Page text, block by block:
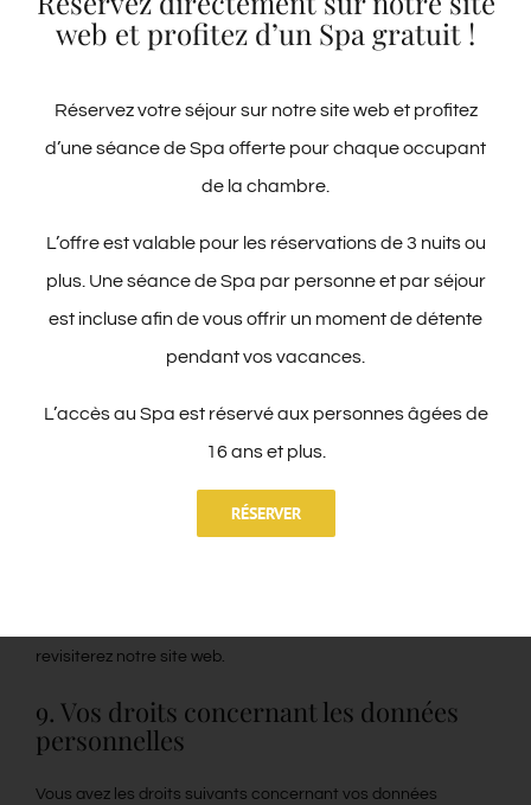
Vous avez chargé la politique de cookies sans le support de
consentement en bas de la page.
8. Activer/désactiver et supprimer les
Vous pouvez utiliser votre navigateur internet pour supprimer
votre navigateur Internet afin que vous receviez un message
Veuillez noter que notre site web peut ne pas marcher
revisiterez notre site web.
9. Vos droits concernant les données
personnelles
Vous avez les droits suivants concernant vos données
web et profitez d’un Spa gratuit !
Réservez votre séjour sur notre site web et profitez
d’une séance de Spa offerte pour chaque occupant
de la chambre.
L’offre est valable pour les réservations de 3 nuits ou
plus. Une séance de Spa par personne et par séjour
est incluse afin de vous offrir un moment de détente
pendant vos vacances.
L’accès au Spa est réservé aux personnes âgées de
16 ans et plus.
RÉSERVER